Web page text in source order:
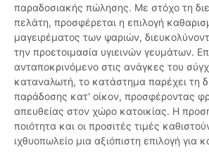
παραδοσιακής πώλησης. Με στόχο τη
πελάτη, προσφέρεται η επιλογή
μαγειρέματος των ψαριών,
την προετοιμασία υγιεινών γευμάτων.
ανταποκρινόμενο στις ανάγκες του
καταναλωτή, το κατάστημα παρέχει τη
παράδοσης κατ' οίκον, προσφέροντας
απευθείας στον χώρο κατοικίας. Η
ποιότητα και οι προσιτές τιμές
ιχθυοπωλείο μια αξιόπιστη επιλογή για